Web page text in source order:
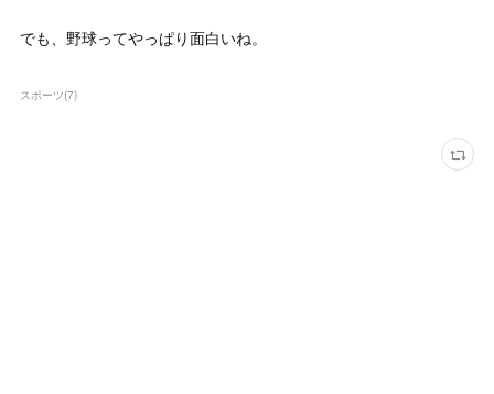
でも、野球ってやっぱり面白いね。
スポーツ(7)